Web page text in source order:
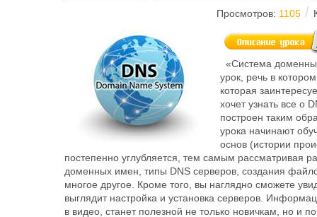
Просмотров: 1105 /
«Система
урок, речь в
которая
хочет узнать все о
построен таким
урока начинают
основ (истории
постепенно углубляется, тем самым рассматривая
доменных имен, типы DNS серверов, создания
многое другое. Кроме того, вы наглядно сможете
выглядит настройка и установка серверов.
в видео, станет полезной не только новичкам, но и